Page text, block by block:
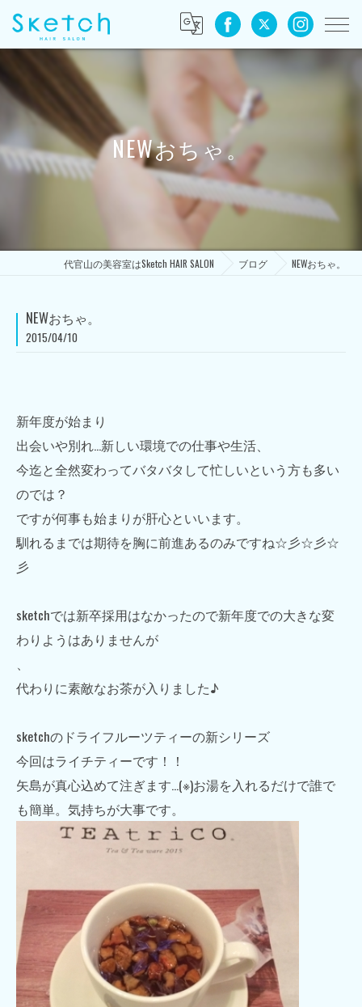
NEWおちゃ。
代官山の美容室はSketch HAIR SALON ブログ NEWおちゃ。
NEWおちゃ。
2015/04/10
新年度が始まり
出会いや別れ…新しい環境での仕事や生活、
今迄と全然変わってバタバタして忙しいという方も多い
のでは？
ですが何事も始まりが肝心といいます。
馴れるまでは期待を胸に前進あるのみですね☆彡☆彡☆
彡
sketchでは新卒採用はなかったので新年度での大きな変
わりようはありませんが
代わりに素敵なお茶が入りました♪
sketchのドライフルーツティーの新シリーズ
今回はライチティーです！！
矢島が真心込めて注ぎます…(※)お湯を入れるだけで誰で
も簡単。気持ちが大事です。